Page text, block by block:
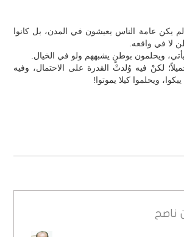
يكن عامة الناس يعيشون في المدن، بل كانوا
لا في واقعه.
يأتي، ويحلمون بوطنٍ يشبههم ولو في الخيال.
لكنْ فيه وُلدتْ القدرة على الاحتمال، وفيه
ويحلموا كيلا يموتوا!
ناصح